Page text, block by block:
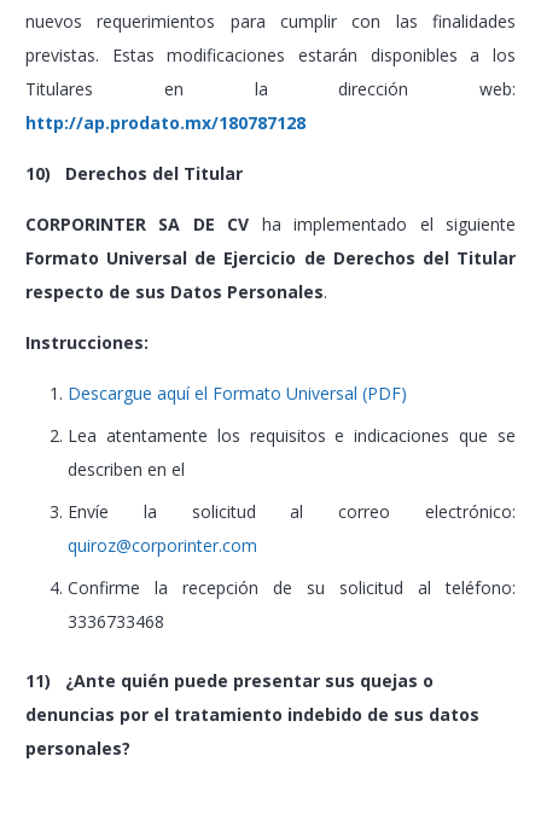
nuevos requerimientos para cumplir con las finalidades
previstas. Estas modificaciones estarán disponibles a los
Titulares en la dirección web:
http://ap.prodato.mx/180787128
10) Derechos del Titular
CORPORINTER SA DE CV ha implementado el siguiente
Formato Universal de Ejercicio de Derechos del Titular
respecto de sus Datos Personales.
Instrucciones:
Descargue aquí el Formato Universal (PDF)
Lea atentamente los requisitos e indicaciones que se
describen en el
Envíe la solicitud al correo electrónico:
quiroz@corporinter.com
Confirme la recepción de su solicitud al teléfono:
3336733468
11) ¿Ante quién puede presentar sus quejas o
denuncias por el tratamiento indebido de sus datos
personales?